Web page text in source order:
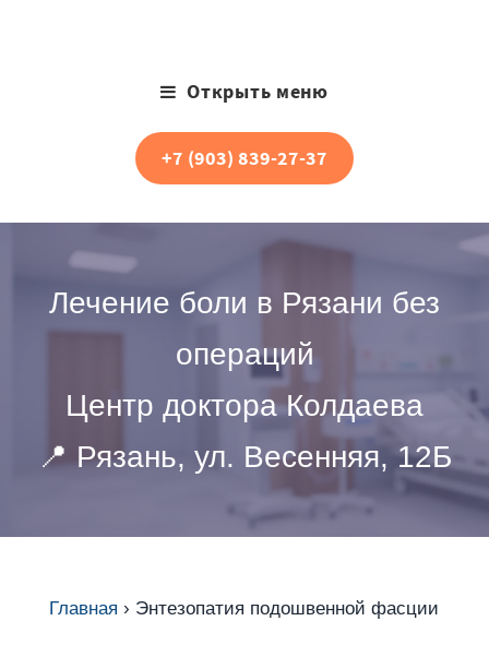
Открыть меню
+7 (903) 839-27-37
Лечение боли в Рязани без
операций
Центр доктора Колдаева
📍 Рязань, ул. Весенняя, 12Б
Главная › Энтезопатия подошвенной фасции